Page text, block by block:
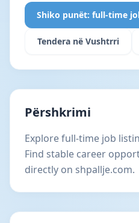
Shiko punët: full-time
Tendera në Vushtrri
Përshkrimi
Explore full-time job
Find stable career
directly on shpallje.com.